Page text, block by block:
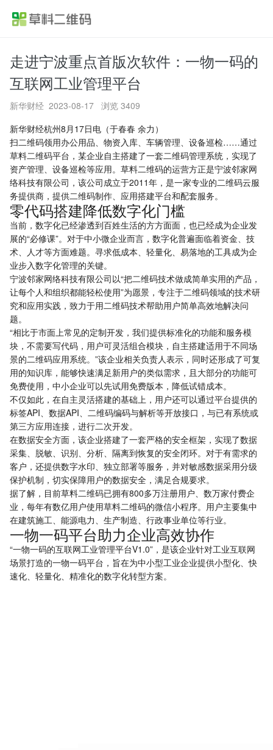
首页
产品功能
应用方案
行业案例
价格
帮助中心
关于草料
微信小程序体验感更佳，使用全部功能请前往电脑端
走进宁波重点首版次软件：一物一码的
互联网工业管理平台
新华财经 2023-08-17 浏览 3409
新华财经杭州8月17日电（于春春 余力）
扫二维码领用办公用品、物资入库、车辆管理、设备巡检……通过
草料二维码平台，某企业自主搭建了一套二维码管理系统，实现了
资产管理、设备巡检等应用。草料二维码的运营方正是宁波邻家网
络科技有限公司，该公司成立于2011年，是一家专业的二维码云服
务提供商，提供二维码制作、应用搭建平台和配套服务。
零代码搭建降低数字化门槛
当前，数字化已经渗透到百姓生活的方方面面，也已经成为企业发
展的“必修课”。对于中小微企业而言，数字化普遍面临着资金、技
术、人才等方面难题。寻求低成本、轻量化、易落地的工具成为企
业步入数字化管理的关键。
宁波邻家网络科技有限公司以“把二维码技术做成简单实用的产品，
让每个人和组织都能轻松使用”为愿景，专注于二维码领域的技术研
究和应用实践，致力于用二维码技术帮助用户简单高效地解决问
题。
“相比于市面上常见的定制开发，我们提供标准化的功能和服务模
块，不需要写代码，用户可灵活组合模块，自主搭建适用于不同场
景的二维码应用系统。”该企业相关负责人表示，同时还形成了可复
用的知识库，能够快速满足新用户的类似需求，且大部分的功能可
免费使用，中小企业可以先试用免费版本，降低试错成本。
不仅如此，在自主灵活搭建的基础上，用户还可以通过平台提供的
标签API、数据API、二维码编码与解析等开放接口，与已有系统或
第三方应用连接，进行二次开发。
在数据安全方面，该企业搭建了一套严格的安全框架，实现了数据
采集、脱敏、识别、分析、隔离到恢复的安全闭环。对于有需求的
客户，还提供数字水印、独立部署等服务，并对敏感数据采用分级
保护机制，切实保障用户的数据安全，满足合规要求。
据了解，目前草料二维码已拥有800多万注册用户、数万家付费企
业，每年有数亿用户使用草料二维码的微信小程序。用户主要集中
在建筑施工、能源电力、生产制造、行政事业单位等行业。
一物一码平台助力企业高效协作
“一物一码的互联网工业管理平台V1.0”，是该企业针对工业互联网
场景打造的一物一码平台，旨在为中小型工业企业提供小型化、快
速化、轻量化、精准化的数字化转型方案。